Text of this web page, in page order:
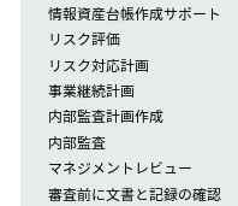
情報資産台帳作成サポート
リスク評価
リスク対応計画
事業継続計画
内部監査計画作成
内部監査
マネジメントレビュー
審査前に文書と記録の確認